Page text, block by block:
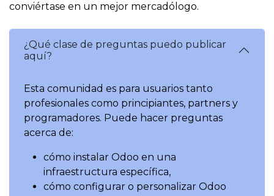
conviértase en un mejor mercadólogo.
¿Qué clase de preguntas puedo publicar
aquí?
Esta comunidad es para usuarios tanto
profesionales como principiantes, partners y
programadores. Puede hacer preguntas
acerca de:
cómo instalar Odoo en una
infraestructura específica,
cómo configurar o personalizar Odoo